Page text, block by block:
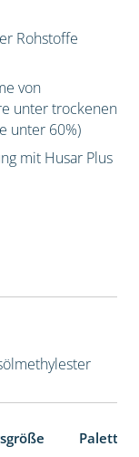
Rohstoffe
von
unter trockenen
unter 60%)
mit Husar Plus